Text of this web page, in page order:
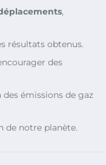
,
résultats obtenus.
des
émissions de gaz
de notre planète.